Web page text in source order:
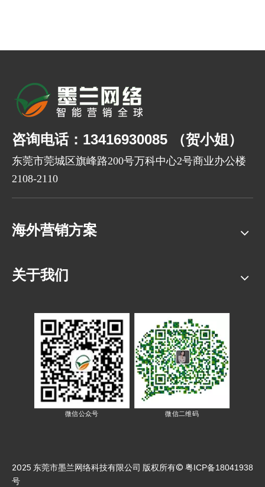
咨询电话：13416930085 （贺小姐）
东莞市莞城区旗峰路200号万科中心2号商业办公楼
2108-2110
海外营销方案
关于我们
微信公众号 微信二维码
2025 东莞市墨兰网络科技有限公司 版权所有© 粤ICP备18041938
号